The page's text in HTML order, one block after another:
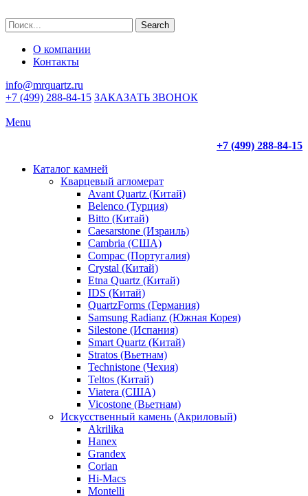
Search
О компании
Контакты
info@mrquartz.ru
+7 (499) 288-84-15 ЗАКАЗАТЬ ЗВОНОК
Menu
+7 (499) 288-84-15
Каталог камней
Кварцевый агломерат
Avant Quartz (Китай)
Belenco (Турция)
Bitto (Китай)
Caesarstone (Израиль)
Cambria (США)
Compac (Португалия)
Crystal (Китай)
Etna Quartz (Китай)
IDS (Китай)
QuartzForms (Германия)
Samsung Radianz (Южная Корея)
Silestone (Испания)
Smart Quartz (Китай)
Stratos (Вьетнам)
Technistone (Чехия)
Teltos (Китай)
Viatera (США)
Vicostone (Вьетнам)
Искусственный камень (Акриловый)
Akrilika
Hanex
Grandex
Corian
Hi-Macs
Montelli